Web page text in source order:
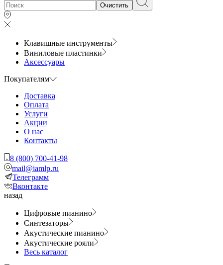
Очистить
Клавишные инструменты
Виниловые пластинки
Аксессуары
Покупателям
Доставка
Оплата
Услуги
Акции
О нас
Контакты
8 (800) 700-41-98
mail@iamlp.ru
Телеграмм
Вконтакте
назад
Цифровые пианино
Синтезаторы
Акустические пианино
Акустические рояли
Весь каталог